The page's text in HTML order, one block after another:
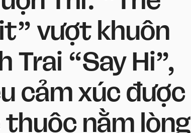
vượt khuôn
Trai “Say Hi”,
cảm xúc được
nằm lòng